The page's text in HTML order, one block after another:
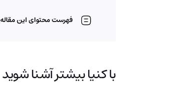
فهرست محتوای این مقاله
با کنیا بیشتر آشنا شوید